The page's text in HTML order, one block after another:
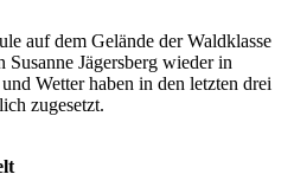
auf dem Gelände der Waldklasse
Jägersberg wieder in
Wetter haben in den letzten drei
zugesetzt.